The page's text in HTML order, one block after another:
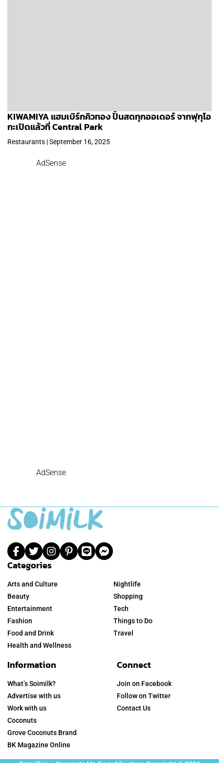
KIWAMIYA แฮมเบิร์กคิวทอง ปั้นสดทุกออเดอร์ จากฟุกุโอ
กะเปิดแล้วที่ Central Park
Restaurants | September 16, 2025
AdSense
AdSense
Categories
Arts and Culture
Beauty
Entertainment
Fashion
Food and Drink
Health and Wellness
Nightlife
Shopping
Tech
Things to Do
Travel
Information
What’s Soimilk?
Advertise with us
Work with us
Coconuts
Grove Coconuts Brand
BK Magazine Online
Connect
Join on Facebook
Follow on Twitter
Contact Us